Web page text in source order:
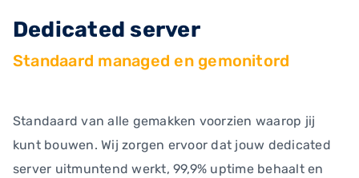
Dedicated server
Standaard managed en gemonitord
Standaard van alle gemakken voorzien waarop jij
kunt bouwen. Wij zorgen ervoor dat jouw dedicated
server uitmuntend werkt, 99,9% uptime behaalt en